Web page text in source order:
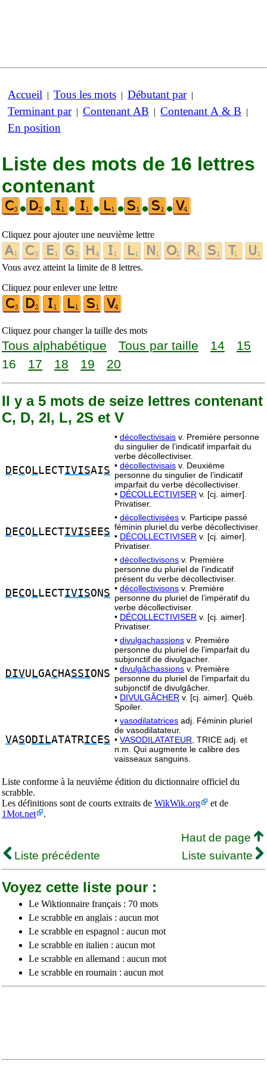
Accueil | Tous les mots | Débutant par|
Terminant par| Contenant AB | Contenant A & B |
En position
Liste des mots de 16 lettres
contenant
•
• • • • • •
Cliquez pour ajouter une neuvième lettre
Vous avez atteint la limite de 8 lettres.
Cliquez pour enlever une lettre
Cliquez pour changer la taille des mots
Tous alphabétique Tous par taille 14
15
16
17 18 19 20
Il y a 5 mots de seize lettres contenant
C, D, 2I, L, 2S et V
D ECO L LECTIVISAIS
• décollectivisais v. Première personne
du singulier de l’indicatif imparfait du
verbe décollectiviser.
• décollectivisais v. Deuxième
personne du singulier de l’indicatif
imparfait du verbe décollectiviser.
• DÉCOLLECTIVISER v. [cj. aimer].
Privatiser.
D ECO L LECTIVIS EES
• décollectivisées v. Participe passé
féminin pluriel du verbe décollectiviser.
• DÉCOLLECTIVISER v. [cj. aimer].
Privatiser.
D ECO L LECTIVISON S
• décollectivisons v. Première
personne du pluriel de l’indicatif
présent du verbe décollectiviser.
• décollectivisons v. Première
personne du pluriel de l’impératif du
verbe décollectiviser.
• DÉCOLLECTIVISER v. [cj. aimer].
Privatiser.
DIVU LGAC HASSIONS
• divulgachassions v. Première
personne du pluriel de l’imparfait du
subjonctif de divulgacher.
• divulgâchassions v. Première
personne du pluriel de l’imparfait du
subjonctif de divulgâcher.
• DIVULGÂCHER v. [cj. aimer]. Québ.
Spoiler.
VASO DILATATRIC ES
• vasodilatatrices adj. Féminin pluriel
de vasodilatateur.
• VASODILATATEUR, TRICE adj. et
n.m. Qui augmente le calibre des
vaisseaux sanguins.
Liste conforme à la neuvième édition du dictionnaire officiel du
scrabble.
Les définitions sont de courts extraits de WikWik.org
et de
1Mot.net
.
Haut de page
Liste précédente
Liste suivante
Voyez cette liste pour :
Le Wiktionnaire français : 70 mots
Le scrabble en anglais : aucun mot
Le scrabble en espagnol : aucun mot
Le scrabble en italien : aucun mot
Le scrabble en allemand : aucun mot
Le scrabble en roumain : aucun mot